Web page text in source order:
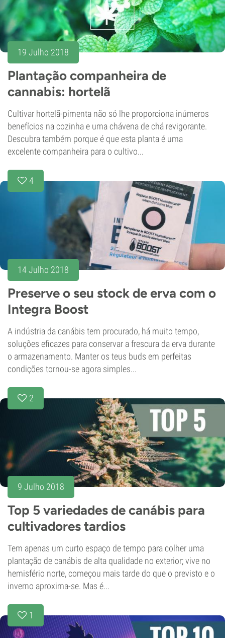
19 Julho 2018
Plantação companheira de
cannabis: hortelã
Cultivar hortelã-pimenta não só lhe proporciona inúmeros
benefícios na cozinha e uma chávena de chá revigorante.
Descubra também porque é que esta planta é uma
excelente companheira para o cultivo...
4
14 Julho 2018
Preserve o seu stock de erva com o
Integra Boost
A indústria da canábis tem procurado, há muito tempo,
soluções eficazes para conservar a frescura da erva durante
o armazenamento. Manter os teus buds em perfeitas
condições tornou-se agora simples...
2
9 Julho 2018
Top 5 variedades de canábis para
cultivadores tardios
Tem apenas um curto espaço de tempo para colher uma
plantação de canábis de alta qualidade no exterior; vive no
hemisfério norte, começou mais tarde do que o previsto e o
inverno aproxima-se. Mas é...
1